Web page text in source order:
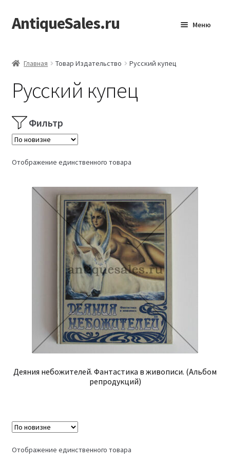
Перейти
к
Перейти
к
AntiqueSales.ru Меню
Главная Товар Издательство Русский купец
Русский купец
Фильтр
Отображение единственного товара
Деяния небожителей. Фантастика в живописи. (Альбом
репродукций)
Отображение единственного товара